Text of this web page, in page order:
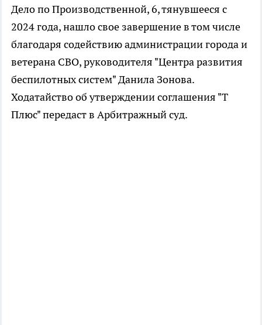
Дело по Производственной, 6, тянувшееся с
2024 года, нашло свое завершение в том числе
благодаря содействию администрации города и
ветерана СВО, руководителя "Центра развития
беспилотных систем" Данила Зонова.
Ходатайство об утверждении соглашения "Т
Плюс" передаст в Арбитражный суд.